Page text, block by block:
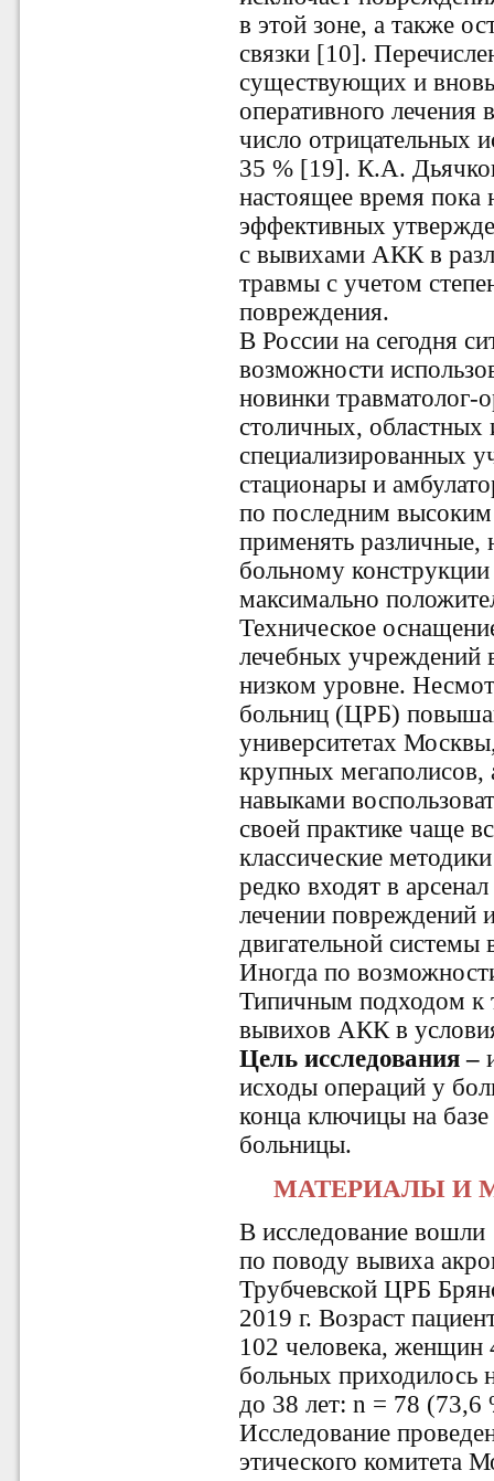
в этой зоне, а также
связки [10].
существующих и
оперативного
число отрицательных
35 % [19]. К.А.
настоящее время пока
эффективных
с вывихами АКК в
травмы с учетом
повреждения.
В России на сегодня
возможности
новинки
столичных, областных
специализированных
стационары и
по последним
применять
больному
максимально
Техническое
лечебных учреждений
низком уровне.
больниц (ЦРБ)
университетах
крупных
навыками
своей практике чаще
классические
редко входят в
лечении повреждений
двигательной
Иногда по
Типичным подходом к
вывихов АКК в
Цель исследования –
исходы операций у
конца ключицы на
больницы.
МАТЕРИАЛЫ И
В исследование
по поводу вывиха
Трубчевской ЦРБ
2019 г. Возраст
102 человека, женщин
больных приходилось
до 38 лет: n = 78 (73,6
Исследование
этического комитета